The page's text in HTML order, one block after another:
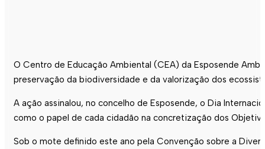
O Centro de Educação Ambiental (CEA) da Esposende
preservação da biodiversidade e da valorização dos
A ação assinalou, no concelho de Esposende, o Dia
como o papel de cada cidadão na concretização dos
Sob o mote definido este ano pela Convenção sobre a